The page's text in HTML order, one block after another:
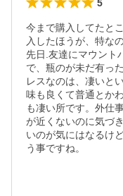
5
今まで購入してたと
入したほうが、特な
先日.友達にマウント
で、瓶のが未だ有っ
レスなのは、凄いと
味も良くて普通とか
も凄い所です。外仕
が近くないのに気づ
いのが気にはなるけ
う事ですね。